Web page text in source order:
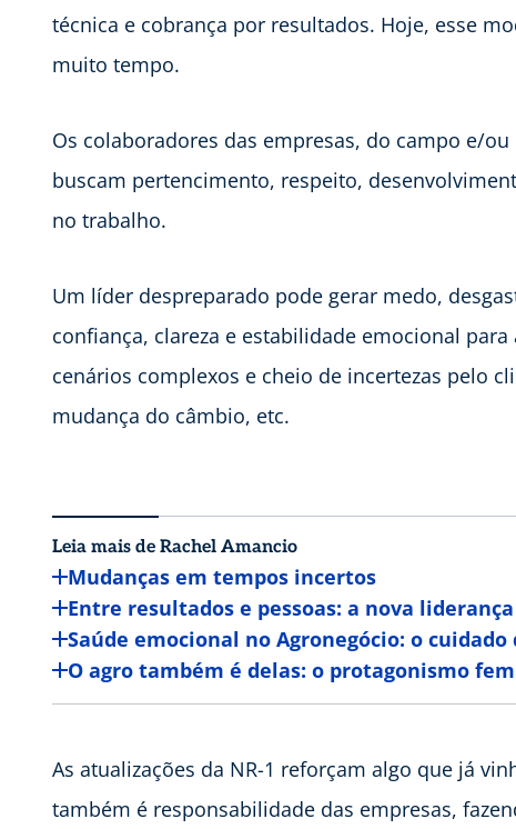
técnica e cobrança por resultados. Hoje, esse
muito tempo.
Os colaboradores das empresas, do campo e/
buscam pertencimento, respeito,
no trabalho.
Um líder despreparado pode gerar medo,
confiança, clareza e estabilidade emocional
cenários complexos e cheio de incertezas pelo
mudança do câmbio, etc.
Leia mais de Rachel Amancio
Mudanças em tempos incertos
Entre resultados e pessoas: a nova
Saúde emocional no Agronegócio: o
O agro também é delas: o protagonismo
As atualizações da NR-1 reforçam algo que já
também é responsabilidade das empresas,